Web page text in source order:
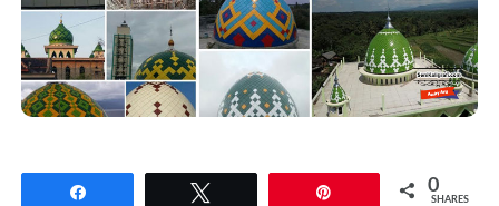
0
SHARES